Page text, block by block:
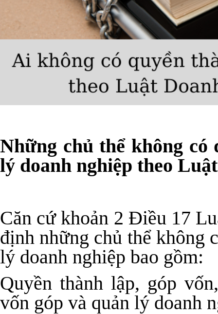
Những chủ thể không có
lý doanh nghiệp theo
Căn cứkhoản 2 Điều 17
định những chủ thể không
lý doanh nghiệp bao gồm:
Quyền thành lập, góp
vốn góp và quản lý doanh